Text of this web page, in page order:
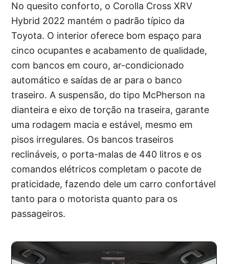
No quesito conforto, o Corolla Cross XRV
Hybrid 2022 mantém o padrão típico da
Toyota. O interior oferece bom espaço para
cinco ocupantes e acabamento de qualidade,
com bancos em couro, ar-condicionado
automático e saídas de ar para o banco
traseiro. A suspensão, do tipo McPherson na
dianteira e eixo de torção na traseira, garante
uma rodagem macia e estável, mesmo em
pisos irregulares. Os bancos traseiros
reclináveis, o porta-malas de 440 litros e os
comandos elétricos completam o pacote de
praticidade, fazendo dele um carro confortável
tanto para o motorista quanto para os
passageiros.